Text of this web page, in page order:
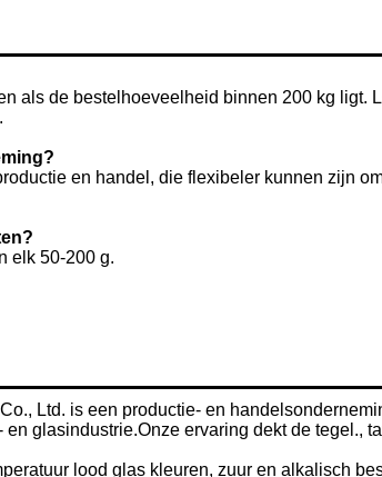
als de bestelhoeveelheid binnen 200 kg ligt.
en handel, die flexibeler kunnen zijn
elk 50-200 g.
Ltd. is een productie- en
glasindustrie.Onze ervaring dekt de tegel.,
lood glas kleuren, zuur en alkalisch